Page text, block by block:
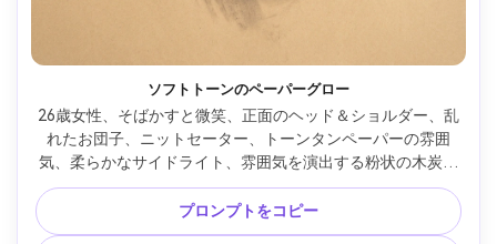
ソフトトーンのペーパーグロー
26歳女性、そばかすと微笑、正面のヘッド＆ショルダー、乱
れたお団子、ニットセーター、トーンタンペーパーの雰囲
気、柔らかなサイドライト、雰囲気を演出する粉状の木炭、
スティックでの優しいブレンド、鼻筋と下唇に消しゴムハイ
ライト、肩で自然なエッジロス、温かく親密な空気、優れた
肖像ドラフト技法、85mmレンズ、浅い被写界深度 --ar 4:5
プロンプトをコピー